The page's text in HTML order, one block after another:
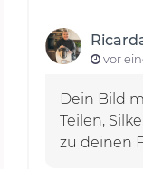
vor
Dein Bild
Teilen,
zu deinen